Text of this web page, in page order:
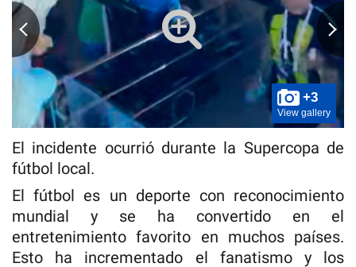
+3
View gallery
El incidente ocurrió durante la Supercopa de
fútbol local.
El fútbol es un deporte con reconocimiento
mundial y se ha convertido en el
entretenimiento favorito en muchos países.
Esto ha incrementado el fanatismo y los